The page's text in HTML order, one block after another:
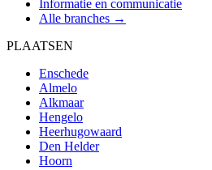
Informatie en communicatie
Alle branches →
PLAATSEN
Enschede
Almelo
Alkmaar
Hengelo
Heerhugowaard
Den Helder
Hoorn